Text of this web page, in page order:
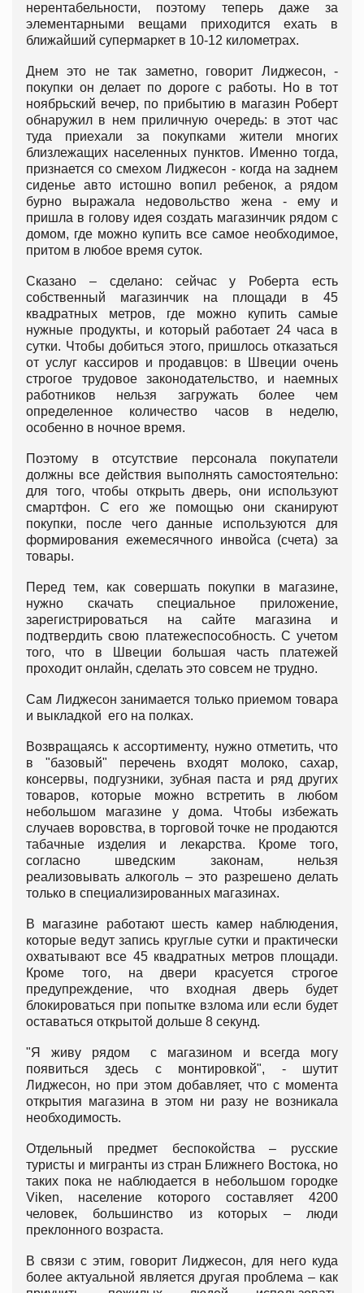
нерентабельности, поэтому теперь даже за
элементарными вещами приходится ехать в
ближайший супермаркет в 10-12 километрах.
Днем это не так заметно, говорит Лиджесон, -
покупки он делает по дороге с работы. Но в тот
ноябрьский вечер, по прибытию в магазин Роберт
обнаружил в нем приличную очередь: в этот час
туда приехали за покупками жители многих
близлежащих населенных пунктов. Именно тогда,
признается со смехом Лиджесон - когда на заднем
сиденье авто истошно вопил ребенок, а рядом
бурно выражала недовольство жена - ему и
пришла в голову идея создать магазинчик рядом с
домом, где можно купить все самое необходимое,
притом в любое время суток.
Сказано – сделано: сейчас у Роберта есть
собственный магазинчик на площади в 45
квадратных метров, где можно купить самые
нужные продукты, и который работает 24 часа в
сутки. Чтобы добиться этого, пришлось отказаться
от услуг кассиров и продавцов: в Швеции очень
строгое трудовое законодательство, и наемных
работников нельзя загружать более чем
определенное количество часов в неделю,
особенно в ночное время.
Поэтому в отсутствие персонала покупатели
должны все действия выполнять самостоятельно:
для того, чтобы открыть дверь, они используют
смартфон. С его же помощью они сканируют
покупки, после чего данные используются для
формирования ежемесячного инвойса (счета) за
товары.
Перед тем, как совершать покупки в магазине,
нужно скачать специальное приложение,
зарегистрироваться на сайте магазина и
подтвердить свою платежеспособность. С учетом
того, что в Швеции большая часть платежей
проходит онлайн, сделать это совсем не трудно.
Сам Лиджесон занимается только приемом товара
и выкладкой его на полках.
Возвращаясь к ассортименту, нужно отметить, что
в "базовый" перечень входят молоко, сахар,
консервы, подгузники, зубная паста и ряд других
товаров, которые можно встретить в любом
небольшом магазине у дома. Чтобы избежать
случаев воровства, в торговой точке не продаются
табачные изделия и лекарства. Кроме того,
согласно шведским законам, нельзя
реализовывать алкоголь – это разрешено делать
только в специализированных магазинах.
В магазине работают шесть камер наблюдения,
которые ведут запись круглые сутки и практически
охватывают все 45 квадратных метров площади.
Кроме того, на двери красуется строгое
предупреждение, что входная дверь будет
блокироваться при попытке взлома или если будет
оставаться открытой дольше 8 секунд.
"Я живу рядом с магазином и всегда могу
появиться здесь с монтировкой", - шутит
Лиджесон, но при этом добавляет, что с момента
открытия магазина в этом ни разу не возникала
необходимость.
Отдельный предмет беспокойства – русские
туристы и мигранты из стран Ближнего Востока, но
таких пока не наблюдается в небольшом городке
Viken, население которого составляет 4200
человек, большинство из которых – люди
преклонного возраста.
В связи с этим, говорит Лиджесон, для него куда
более актуальной является другая проблема – как